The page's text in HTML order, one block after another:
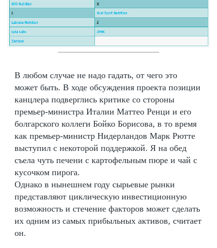
В любом случае не надо гадать, от чего это
может быть. В ходе обсуждения проекта позиции
канцлера подверглись критике со стороны
премьер-министра Италии Маттео Ренци и его
болгарского коллеги Бойко Борисова, в то время
как премьер-министр Нидерландов Марк Рютте
выступил с некоторой поддержкой. Я на обед
съела чуть печени с картофельным пюре и чай с
кусочком пирога.
Однако в нынешнем году сырьевые рынки
представляют циклическую инвестиционную
возможность и стечение факторов может сделать
их одним из самых прибыльных активов, считает
он.